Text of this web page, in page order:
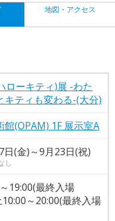
地図・アクセス
ローキティ)展 -わた
キティも変わる-(大分)
館(OPAM) 1F 展示室A
日(金)～9月23日(祝)
し
19:00(最終入場
～20:00(最終入場